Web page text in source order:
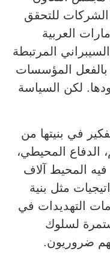
للتحقق
العربية
المرتبطة
بالفعل المؤسسات
لكن السياسة
في بنيتها من
الدفاع المحيطي،
المحيط آلاف
مثل بنية
التهديدات في
لسلوك
ضروريون.